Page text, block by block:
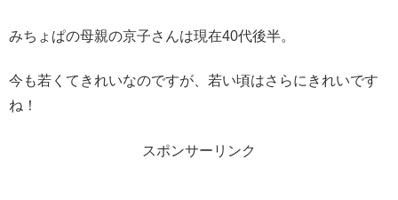
みちょぱの母親の京子さんは現在40代後半。
今も若くてきれいなのですが、若い頃はさらにきれいです
ね！
スポンサーリンク